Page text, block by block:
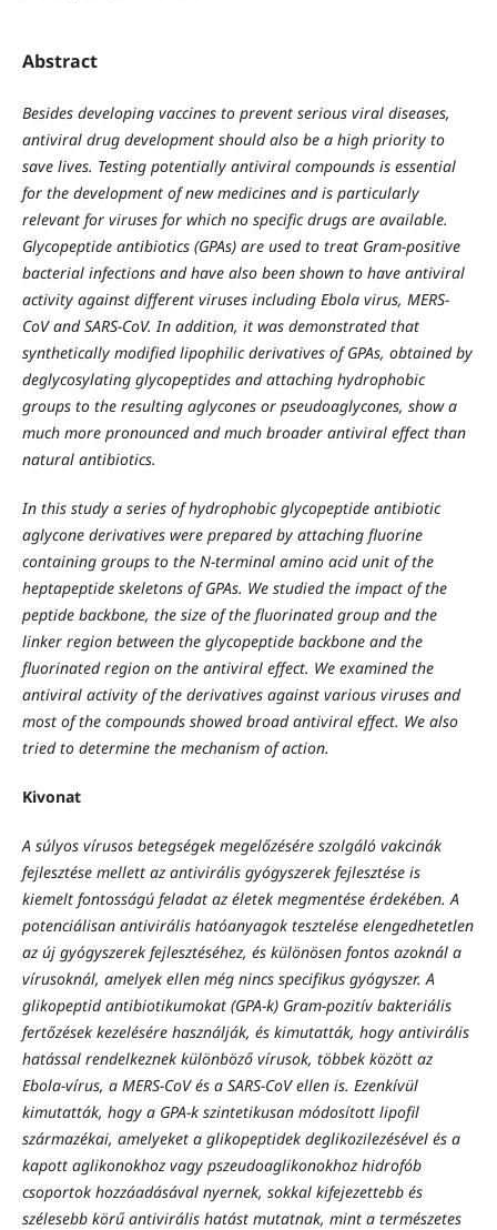
Abstract
Besides developing vaccines to prevent serious viral diseases,
antiviral drug development should also be a high priority to
save lives. Testing potentially antiviral compounds is essential
for the development of new medicines and is particularly
relevant for viruses for which no specific drugs are available.
Glycopeptide antibiotics (GPAs) are used to treat Gram-positive
bacterial infections and have also been shown to have antiviral
activity against different viruses including Ebola virus, MERS-
CoV and SARS-CoV. In addition, it was demonstrated that
synthetically modified lipophilic derivatives of GPAs, obtained by
deglycosylating glycopeptides and attaching hydrophobic
groups to the resulting aglycones or pseudoaglycones, show a
much more pronounced and much broader antiviral effect than
natural antibiotics.
In this study a series of hydrophobic glycopeptide antibiotic
aglycone derivatives were prepared by attaching fluorine
containing groups to the N-terminal amino acid unit of the
heptapeptide skeletons of GPAs. We studied the impact of the
peptide backbone, the size of the fluorinated group and the
linker region between the glycopeptide backbone and the
fluorinated region on the antiviral effect. We examined the
antiviral activity of the derivatives against various viruses and
most of the compounds showed broad antiviral effect. We also
tried to determine the mechanism of action.
Kivonat
A súlyos vírusos betegségek megelőzésére szolgáló vakcinák
fejlesztése mellett az antivirális gyógyszerek fejlesztése is
kiemelt fontosságú feladat az életek megmentése érdekében. A
potenciálisan antivirális hatóanyagok tesztelése elengedhetetlen
az új gyógyszerek fejlesztéséhez, és különösen fontos azoknál a
vírusoknál, amelyek ellen még nincs specifikus gyógyszer. A
glikopeptid antibiotikumokat (GPA-k) Gram-pozitív bakteriális
fertőzések kezelésére használják, és kimutatták, hogy antivirális
hatással rendelkeznek különböző vírusok, többek között az
Ebola-vírus, a MERS-CoV és a SARS-CoV ellen is. Ezenkívül
kimutatták, hogy a GPA-k szintetikusan módosított lipofil
származékai, amelyeket a glikopeptidek deglikozilezésével és a
kapott aglikonokhoz vagy pszeudoaglikonokhoz hidrofób
csoportok hozzáadásával nyernek, sokkal kifejezettebb és
szélesebb körű antivirális hatást mutatnak, mint a természetes